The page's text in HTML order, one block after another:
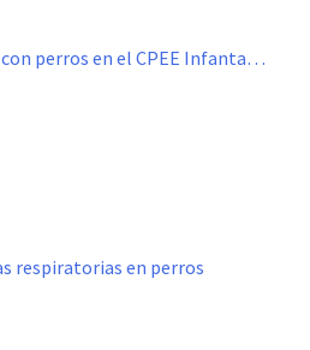
perros en el CPEE Infanta…
respiratorias en perros